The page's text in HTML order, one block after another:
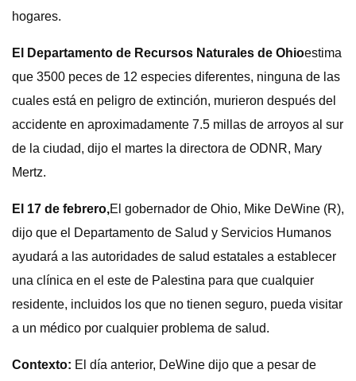
hogares.
El Departamento de Recursos Naturales de Ohioestima
que 3500 peces de 12 especies diferentes, ninguna de las
cuales está en peligro de extinción, murieron después del
accidente en aproximadamente 7.5 millas de arroyos al sur
de la ciudad, dijo el martes la directora de ODNR, Mary
Mertz.
El 17 de febrero,El gobernador de Ohio, Mike DeWine (R),
dijo que el Departamento de Salud y Servicios Humanos
ayudará a las autoridades de salud estatales a establecer
una clínica en el este de Palestina para que cualquier
residente, incluidos los que no tienen seguro, pueda visitar
a un médico por cualquier problema de salud.
Contexto: El día anterior, DeWine dijo que a pesar de